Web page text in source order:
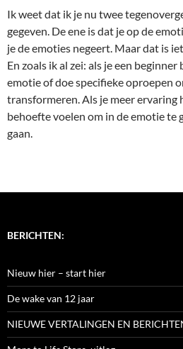
Ik weet dat ik je nu twee
gegeven. De ene is dat je op de
je de emoties negeert. Maar dat is
En zoals ik al zei: als je een beginner
emotie of doe specifieke oproepen
transformeren. Als je meer ervaring
behoefte voelen om in de emotie te
gaan.
BERICHTEN:
Nieuw hier – start hier
De wake van 12 jaar
NIEUWE VERTALINGEN EN